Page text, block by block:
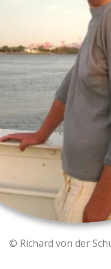
© Richard von der